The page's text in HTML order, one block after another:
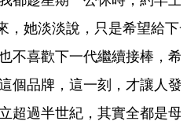
，她淡淡說，只是希望給下
不喜歡下一代繼續接棒，希
個品牌，這一刻，才讓人發
超過半世紀，其實全都是母